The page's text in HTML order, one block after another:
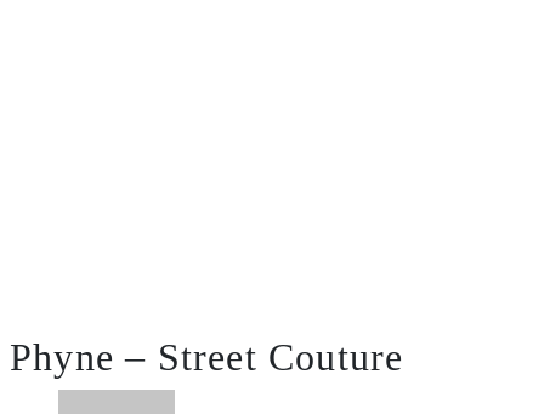
Phyne – Street Couture